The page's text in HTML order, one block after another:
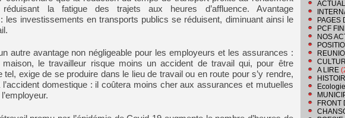
la fatigue des trajets aux heures d’affluence. Avantage
les investissements en transports publics se réduisent, diminuant ainsi le
autre avantage non négligeable pour les employeurs et les assurances :
le travailleur risque moins un accident de travail qui, pour être
tel, exige de se produire dans le lieu de travail ou en route pour s’y rendre,
l’accident domestique : il coûtera moins cher aux assurances et mutuelles
PAGES
PCF
NOS
A LIRE
Ecologie
FRONT